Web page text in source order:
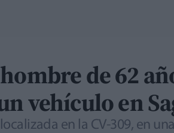
de 62
vehículo en
en la CV-309, en